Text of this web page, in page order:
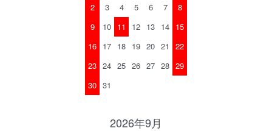
2
3 4 5 6 7
8
9
10 11 12 13 14 15
16 17 18 19 20 21
22
23 24 25 26 27 28 29
30 31
2026年9月